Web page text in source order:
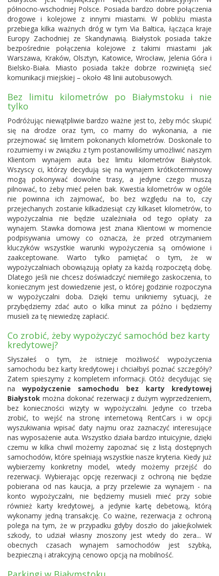
północno-wschodniej Polsce. Posiada bardzo dobre połączenia
drogowe i kolejowe z innymi miastami. W pobliżu miasta
przebiega kilka ważnych dróg w tym Via Baltica, łącząca kraje
Europy Zachodniej ze Skandynawią. Białystok posiada także
bezpośrednie połączenia kolejowe z takimi miastami jak
Warszawa, Kraków, Olsztyn, Katowice, Wrocław, Jelenia Góra i
Bielsko-Biała. Miasto posiada także dobrze rozwiniętą sieć
komunikacji miejskiej – około 48 linii autobusowych.
Bez limitu kilometrów po Białymstoku i nie
tylko
Podróżując niewątpliwie bardzo ważne jest to, żeby móc skupić
się na drodze oraz tym, co mamy do wykonania, a nie
przejmować się limitem pokonanych kilometrów. Doskonale to
rozumiemy i w związku z tym postanowiliśmy umożliwić naszym
Klientom wynajem auta bez limitu kilometrów Białystok.
Wszyscy ci, którzy decydują się na wynajem krótkoterminowy
mogą pokonywać dowolne trasy, a jedyne czego muszą
pilnować, to żeby mieć pełen bak. Kwestia kilometrów w ogóle
nie powinna ich zajmować, bo bez względu na to, czy
przejechanych zostanie kilkadziesiąt czy kilkaset kilometrów, to
wypożyczalnia nie będzie uzależniała od tego opłaty za
wynajem. Stawka domowa jest znana Klientowi w momencie
podpisywania umowy co oznacza, że przed otrzymaniem
kluczyków wszystkie warunki wypożyczenia są omówione i
zaakceptowane. Warto tylko pamiętać o tym, że w
wypożyczalniach obowiązują opłaty za każdą rozpoczętą dobę.
Dlatego jeśli nie chcesz doświadczyć niemiłego zaskoczenia, to
koniecznym jest dowiedzenie jest, o której godzinie rozpoczyna
w wypożyczalni doba. Dzięki temu unikniemy sytuacji, że
przybędziemy zdać auto o kilka minut za późno i będziemy
musieli za tę niewiedzę zapłacić.
Co zrobić, żeby wypożyczyć samochód bez karty
kredytowej?
Słyszałeś o tym, że istnieje możliwość wypożyczenia
samochodu bez karty kredytowej i chciałbyś poznać szczegóły?
Zatem spieszymy z kompletem informacji. Otóż decydując się
nawypożyczenie samochodu bez karty kredytowej
Białystok można dokonać rezerwacji z dużym wyprzedzeniem,
bez konieczności wizyty w wypożyczalni. Jedyne co trzeba
zrobić, to wejść na stronę internetową RentCars i w opcji
wyszukiwania wpisać daty najmu oraz zaznaczyć interesujące
nas wyposażenie auta. Wszystko działa bardzo intuicyjnie, dzięki
czemu w kilka chwil możemy zapoznać się z listą dostępnych
samochodów, które spełniają wszystkie nasze kryteria. Kiedy już
wybierzemy konkretny model, wtedy możemy przejść do
rezerwacji. Wybierając opcję rezerwacji z ochroną nie będzie
pobierana od nas kaucja, a przy przelewie za wynajem - na
konto wypożyczalni, nie będziemy musieli mieć przy sobie
również karty kredytowej, a jedynie kartę debetową, którą
wykonamy jedną transakcję. Co ważne, rezerwacja z ochroną
polega na tym, że w przypadku gdyby doszło do jakiejkolwiek
szkody, to udział własny znoszony jest wtedy do zera... W
obecnych czasach wynajem samochodów jest szybką,
bezpieczną i atrakcyjną cenowo opcją na mobilność.